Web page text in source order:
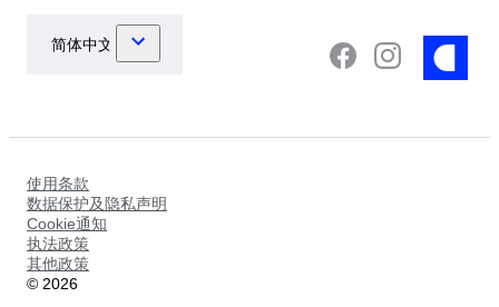
使用条款
数据保护及隐私声明
Cookie通知
执法政策
其他政策
© 2026